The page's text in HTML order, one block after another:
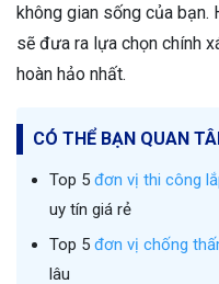
không gian sống của bạn.
sẽ đưa ra lựa chọn chính
hoàn hảo nhất.
CÓ THỂ BẠN QUAN
Top 5 đơn vị thi công
uy tín giá rẻ
Top 5 đơn vị chống
lâu